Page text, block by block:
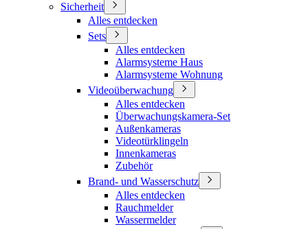
Sicherheit
Alles entdecken
Sets
Alles entdecken
Alarmsysteme Haus
Alarmsysteme Wohnung
Videoüberwachung
Alles entdecken
Überwachungskamera-Set
Außenkameras
Videotürklingeln
Innenkameras
Zubehör
Brand- und Wasserschutz
Alles entdecken
Rauchmelder
Wassermelder